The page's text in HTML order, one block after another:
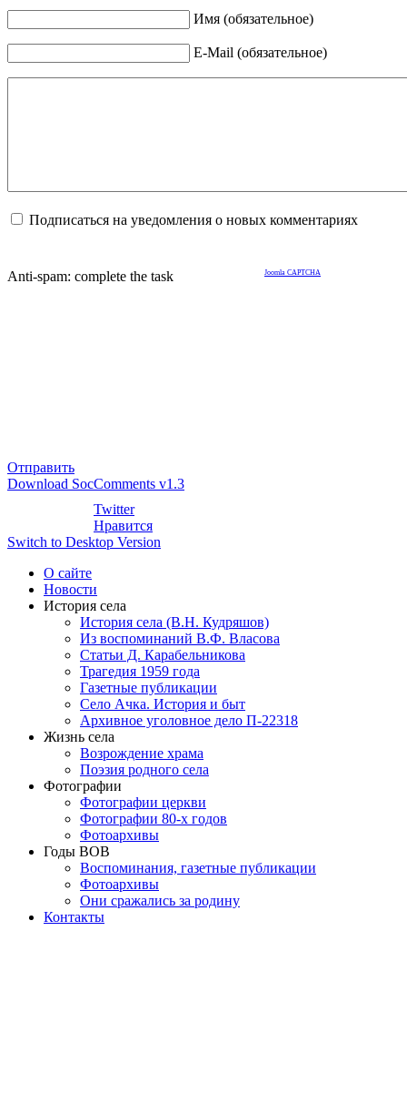
Имя (обязательное)
E-Mail (обязательное)
Подписаться на уведомления о новых комментариях
Anti-spam: complete the task Joomla CAPTCHA
Отправить
Download SocComments v1.3
Twitter
Нравится
Switch to Desktop Version
О сайте
Новости
История села
История села (В.Н. Кудряшов)
Из воспоминаний В.Ф. Власова
Статьи Д. Карабельникова
Трагедия 1959 года
Газетные публикации
Село Ачка. История и быт
Архивное уголовное дело П-22318
Жизнь села
Возрождение храма
Поэзия родного села
Фотографии
Фотографии церкви
Фотографии 80-х годов
Фотоархивы
Годы ВОВ
Воспоминания, газетные публикации
Фотоархивы
Они сражались за родину
Контакты